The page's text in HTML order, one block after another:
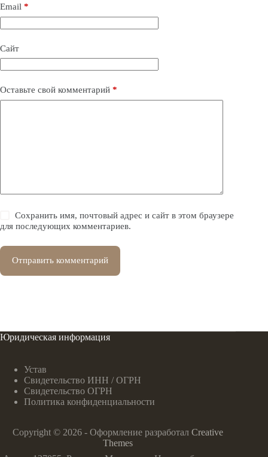
Email *
Сайт
Оставьте свой комментарий *
Сохранить имя, почтовый адрес и сайт в этом браузере
для последующих комментариев.
Отправить комментарий
Юридическая информация
Устав
Свидетельство ИНН / ОГРН
Свидетельство ОГРН
Политика конфиденциальности
Copyright © 2026 - Оформление разработалCreative
Themes